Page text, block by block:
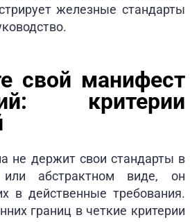
железные стандарты
свой манифест
критерии
не держит свои стандарты в
или абстрактном виде, он
в действенные требования.
границ в четкие критерии